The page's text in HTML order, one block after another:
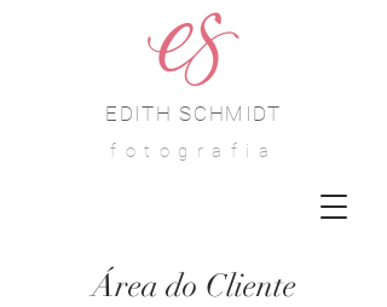
EDITH SCHMIDT
fotografia
Área do Cliente